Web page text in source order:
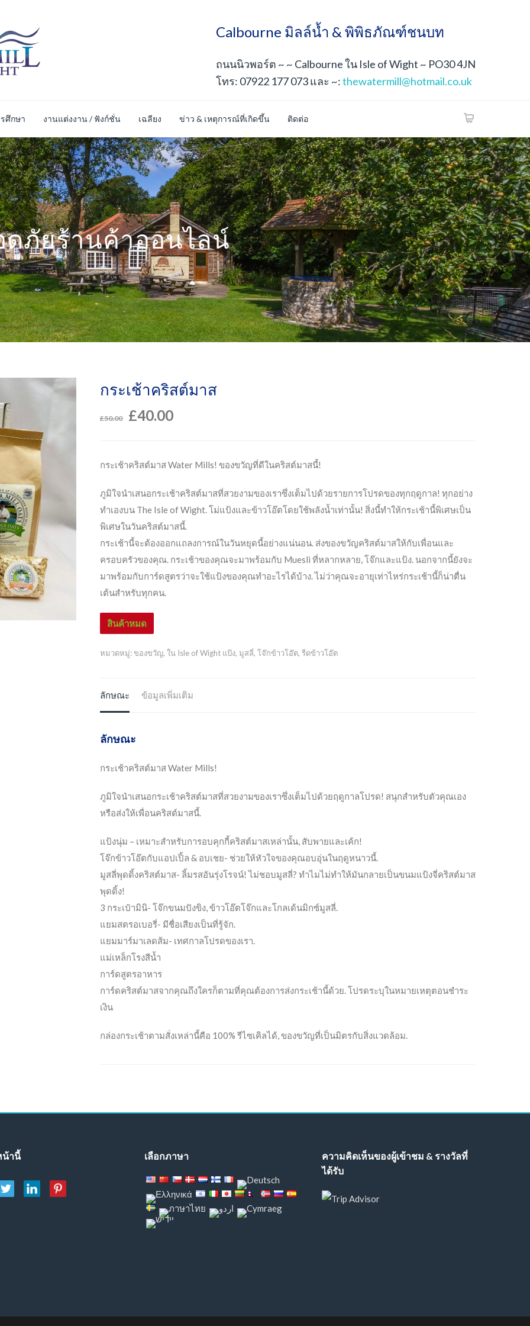
Calbourne มิลล์น้ำ & พิพิธภัณฑ์ชนบท
ถนนนิวพอร์ต ~ ~ Calbourne ใน Isle of Wight ~ PO30 4JN
โทร: 07922 177 073 และ ~:thewatermill@hotmail.co.uk
ศึกษา งานแต่งงาน / ฟังก์ชั่น เฉลียง ข่าว & เหตุการณ์ที่เกิดขึ้น ติดต่อ
ภัยร้านค้าออนไลน์
กระเช้าคริสต์มาส
£50.00 £40.00
กระเช้าคริสต์มาส Water Mills! ของขวัญที่ดีในคริสต์มาสนี้!
ภูมิใจนำเสนอกระเช้าคริสต์มาสที่สวยงามของเราซึ่งเต็มไปด้วยรายการโปรดของทุกฤดูกาล! ทุกอย่าง
ทำเองบน The Isle of Wight. โม่แป้งและข้าวโอ๊ตโดยใช้พลังน้ำเท่านั้น! สิ่งนี้ทำให้กระเช้านี้พิเศษเป็น
พิเศษในวันคริสต์มาสนี้.
กระเช้านี้จะต้องออกแถลงการณ์ในวันหยุดนี้อย่างแน่นอน. ส่งของขวัญคริสต์มาสให้กับเพื่อนและ
ครอบครัวของคุณ. กระเช้าของคุณจะมาพร้อมกับ Muesli ที่หลากหลาย, โจ๊กและแป้ง. นอกจากนี้ยังจะ
มาพร้อมกับการ์ดสูตรว่าจะใช้แป้งของคุณทำอะไรได้บ้าง. ไม่ว่าคุณจะอายุเท่าไหร่กระเช้านี้ก็น่าตื่น
เต้นสำหรับทุกคน.
สินค้าหมด
หมวดหมู่:ของขวัญ, ใน Isle of Wight แป้ง, มูสลี่, โจ๊กข้าวโอ๊ต, รีดข้าวโอ๊ต
ลักษณะ ข้อมูลเพิ่มเติม
ลักษณะ
กระเช้าคริสต์มาส Water Mills!
ภูมิใจนำเสนอกระเช้าคริสต์มาสที่สวยงามของเราซึ่งเต็มไปด้วยฤดูกาลโปรด! สนุกสำหรับตัวคุณเอง
หรือส่งให้เพื่อนคริสต์มาสนี้.
แป้งนุ่ม – เหมาะสำหรับการอบคุกกี้คริสต์มาสเหล่านั้น, สับพายและเค้ก!
โจ๊กข้าวโอ๊ตกับแอปเปิ้ล & อบเชย- ช่วยให้หัวใจของคุณอบอุ่นในฤดูหนาวนี้.
มูสลี่พุดดิ้งคริสต์มาส- ลิ้มรสอันรุ่งโรจน์! ไม่ชอบมูสลี่? ทำไมไม่ทำให้มันกลายเป็นขนมแป้งจี่คริสต์มาส
พุดดิ้ง!
3 กระเป๋ามินิ- โจ๊กขนมปังขิง, ข้าวโอ๊ตโจ๊กและโกลเด้นมิกซ์มูสลี่.
แยมสตรอเบอรี่- มีชื่อเสียงเป็นที่รู้จัก.
แยมมาร์มาเลดส้ม- เทศกาลโปรดของเรา.
แม่เหล็กโรงสีน้ำ
การ์ดสูตรอาหาร
การ์ดคริสต์มาสจากคุณถึงใครก็ตามที่คุณต้องการส่งกระเช้านี้ด้วย. โปรดระบุในหมายเหตุตอนชำระ
เงิน
กล่องกระเช้าตามสั่งเหล่านี้คือ 100% รีไซเคิลได้, ของขวัญที่เป็นมิตรกับสิ่งแวดล้อม.
น้านี้ เลือกภาษา
ความคิดเห็นของผู้เข้าชม & รางวัลที่
ได้รับ